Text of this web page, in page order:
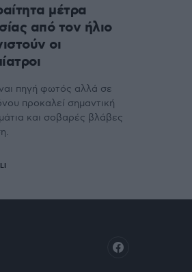
μέτρα
από τον ήλιο
οι
πηγή φωτός αλλά σε
προκαλεί σημαντική
και σοβαρές βλάβες